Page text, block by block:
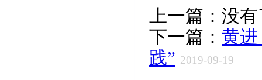
上一篇： 没有
下一篇： 黄
践” 2019-09-19